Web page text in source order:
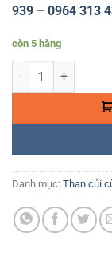
939 – 0964 313
còn 5 hàng
Than Củi Gỗ Cừ
Danh mục: Than củi